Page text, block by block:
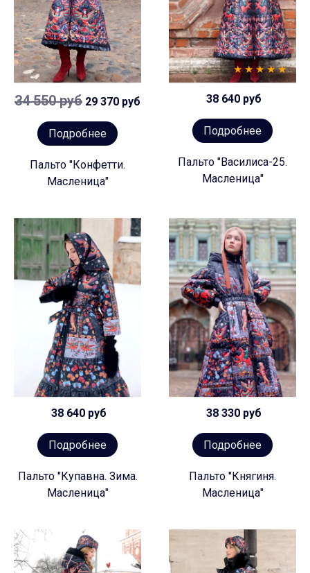
34 550 руб 29 370 руб
Подробнее
Пальто "Конфетти.
Масленица"
38 640 руб
Подробнее
Пальто "Василиса-25.
Масленица"
38 640 руб
Подробнее
Пальто "Купавна. Зима.
Масленица"
38 330 руб
Подробнее
Пальто "Княгиня.
Масленица"